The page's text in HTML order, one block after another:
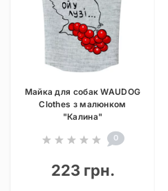
Майка для собак WAUDOG
Clothes з малюнком
"Калина"
0
223 грн.